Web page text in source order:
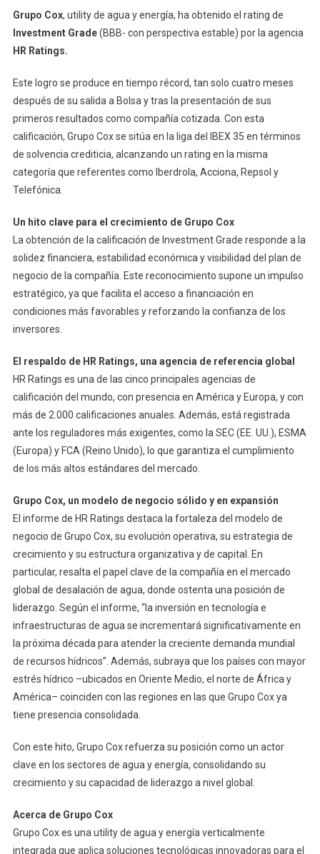
Grupo Cox, utility de agua y energía, ha obtenido el rating de
Investment Grade(BBB- con perspectiva estable) por la agencia
HR Ratings.
Este logro se produce en tiempo récord, tan solo cuatro meses
después de su salida a Bolsa y tras la presentación de sus
primeros resultados como compañía cotizada. Con esta
calificación, Grupo Cox se sitúa en la liga del IBEX 35 en términos
de solvencia crediticia, alcanzando un rating en la misma
categoría que referentes como Iberdrola, Acciona, Repsol y
Telefónica.
Un hito clave para el crecimiento de Grupo Cox
La obtención de la calificación de Investment Grade responde a la
solidez financiera, estabilidad económica y visibilidad del plan de
negocio de la compañía. Este reconocimiento supone un impulso
estratégico, ya que facilita el acceso a financiación en
condiciones más favorables y reforzando la confianza de los
inversores.
El respaldo de HR Ratings, una agencia de referencia global
HR Ratings es una de las cinco principales agencias de
calificación del mundo, con presencia en América y Europa, y con
más de 2.000 calificaciones anuales. Además, está registrada
ante los reguladores más exigentes, como la SEC (EE. UU.), ESMA
(Europa) y FCA (Reino Unido), lo que garantiza el cumplimiento
de los más altos estándares del mercado.
Grupo Cox, un modelo de negocio sólido y en expansión
El informe de HR Ratings destaca la fortaleza del modelo de
negocio de Grupo Cox, su evolución operativa, su estrategia de
crecimiento y su estructura organizativa y de capital. En
particular, resalta el papel clave de la compañía en el mercado
global de desalación de agua, donde ostenta una posición de
liderazgo. Según el informe, “la inversión en tecnología e
infraestructuras de agua se incrementará significativamente en
la próxima década para atender la creciente demanda mundial
de recursos hídricos”. Además, subraya que los países con mayor
estrés hídrico –ubicados en Oriente Medio, el norte de África y
América– coinciden con las regiones en las que Grupo Cox ya
tiene presencia consolidada.
Con este hito, Grupo Cox refuerza su posición como un actor
clave en los sectores de agua y energía, consolidando su
crecimiento y su capacidad de liderazgo a nivel global.
Acerca de Grupo Cox
Grupo Cox es una utility de agua y energía verticalmente
integrada que aplica soluciones tecnológicas innovadoras para el